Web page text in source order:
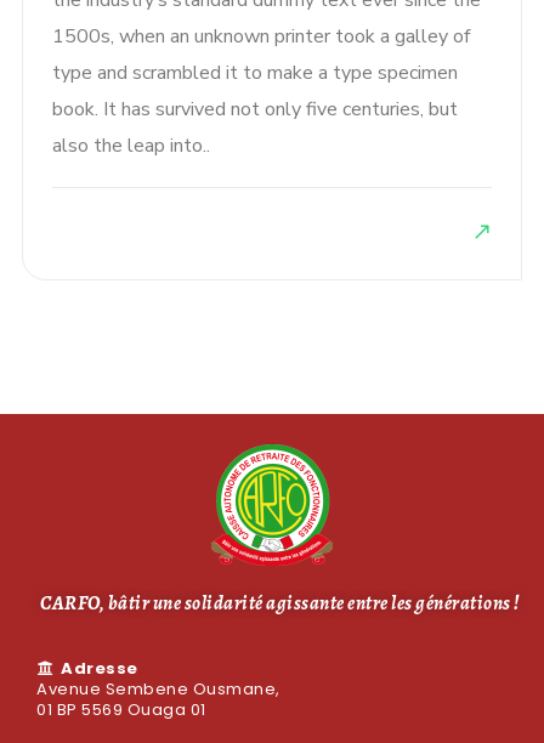
1500s, when an unknown printer took a galley of
type and scrambled it to make a type specimen
book. It has survived not only five centuries, but
also the leap into..
CARFO, bâtir une solidarité agissante entre les générations !
Adresse
Avenue Sembene Ousmane,
01 BP 5569 Ouaga 01